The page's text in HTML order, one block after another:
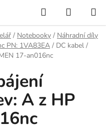
Hledat
KOŠÍK
/ Notebooky / Náhradní díly
PN: 1VA83EA / DC kabel /
17-an016nc
A z HP